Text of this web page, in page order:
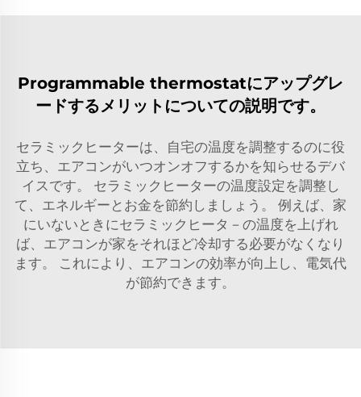
Programmable thermostatにアップグレ
ードするメリットについての説明です。
セラミックヒーターは、自宅の温度を調整するのに役
立ち、エアコンがいつオンオフするかを知らせるデバ
イスです。 セラミックヒーターの温度設定を調整し
て、エネルギーとお金を節約しましょう。 例えば、家
にいないときにセラミックヒータ－の温度を上げれ
ば、エアコンが家をそれほど冷却する必要がなくなり
ます。 これにより、エアコンの効率が向上し、電気代
が節約できます。